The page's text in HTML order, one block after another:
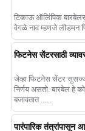
टिकाऊ ऑलिंपिक
वेगळे नाव म्हणजे लीडमन
फिटनेस सेंटरसाठी
जेव्हा फिटनेस सेंटर सुसज्ज
निर्णय असतो. बारबेल हे
बजावतात ......
पारंपारिक तंत्रांपासून